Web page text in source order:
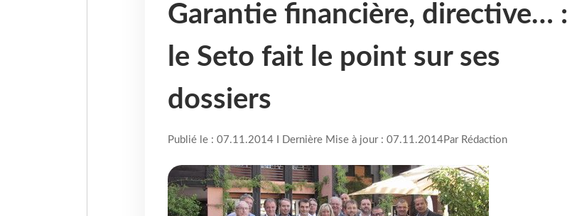
Garantie financière, directive… :
le Seto fait le point sur ses
dossiers
Publié le : 07.11.2014 I Dernière Mise à jour : 07.11.2014Par Rédaction